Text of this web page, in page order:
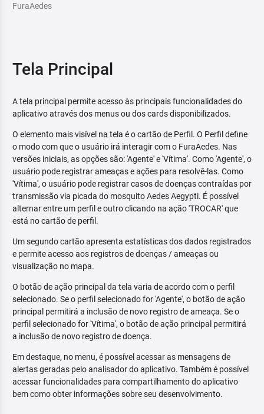
FuraAedes
Tela Principal
A tela principal permite acesso às principais funcionalidades do
aplicativo através dos menus ou dos cards disponibilizados.
O elemento mais visível na tela é o cartão de Perfil. O Perfil define
o modo com que o usuário irá interagir com o FuraAedes. Nas
versões iniciais, as opções são: 'Agente' e 'Vítima'. Como 'Agente', o
usuário pode registrar ameaças e ações para resolvê-las. Como
'Vítima', o usuário pode registrar casos de doenças contraídas por
transmissão via picada do mosquito Aedes Aegypti. É possível
alternar entre um perfil e outro clicando na ação 'TROCAR' que
está no cartão de perfil.
Um segundo cartão apresenta estatísticas dos dados registrados
e permite acesso aos registros de doenças / ameaças ou
visualização no mapa.
O botão de ação principal da tela varia de acordo com o perfil
selecionado. Se o perfil selecionado for 'Agente', o botão de ação
principal permitirá a inclusão de novo registro de ameaça. Se o
perfil selecionado for 'Vítima', o botão de ação principal permitirá
a inclusão de novo registro de doença.
Em destaque, no menu, é possível acessar as mensagens de
alertas geradas pelo analisador do aplicativo. Também é possível
acessar funcionalidades para compartilhamento do aplicativo
bem como obter informações sobre seu desenvolvimento.